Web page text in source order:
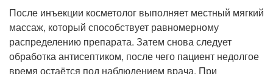
После инъекции косметолог выполняет местный мягкий
массаж, который способствует равномерному
распределению препарата. Затем снова следует
обработка антисептиком, после чего пациент недолгое
время остаётся под наблюдением врача. При